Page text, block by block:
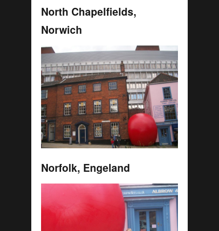
North Chapelfields,
Norwich
Norfolk, Engeland